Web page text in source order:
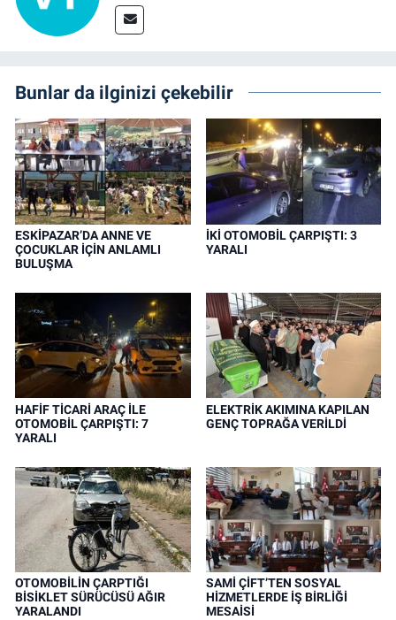
Bunlar da ilginizi çekebilir
ESKİPAZAR’DA ANNE VE
ÇOCUKLAR İÇİN ANLAMLI
BULUŞMA
İKİ OTOMOBİL ÇARPIŞTI: 3
YARALI
HAFİF TİCARİ ARAÇ İLE
OTOMOBİL ÇARPIŞTI: 7
YARALI
ELEKTRİK AKIMINA KAPILAN
GENÇ TOPRAĞA VERİLDİ
OTOMOBİLİN ÇARPTIĞI
BİSİKLET SÜRÜCÜSÜ AĞIR
YARALANDI
SAMİ ÇİFT’TEN SOSYAL
HİZMETLERDE İŞ BİRLİĞİ
MESAİSİ